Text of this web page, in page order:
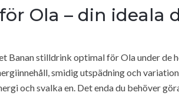
Ola – din ideala
Banan stilldrink optimal för Ola under de
smidig utspädning och
och svalka en. Det enda du behöver